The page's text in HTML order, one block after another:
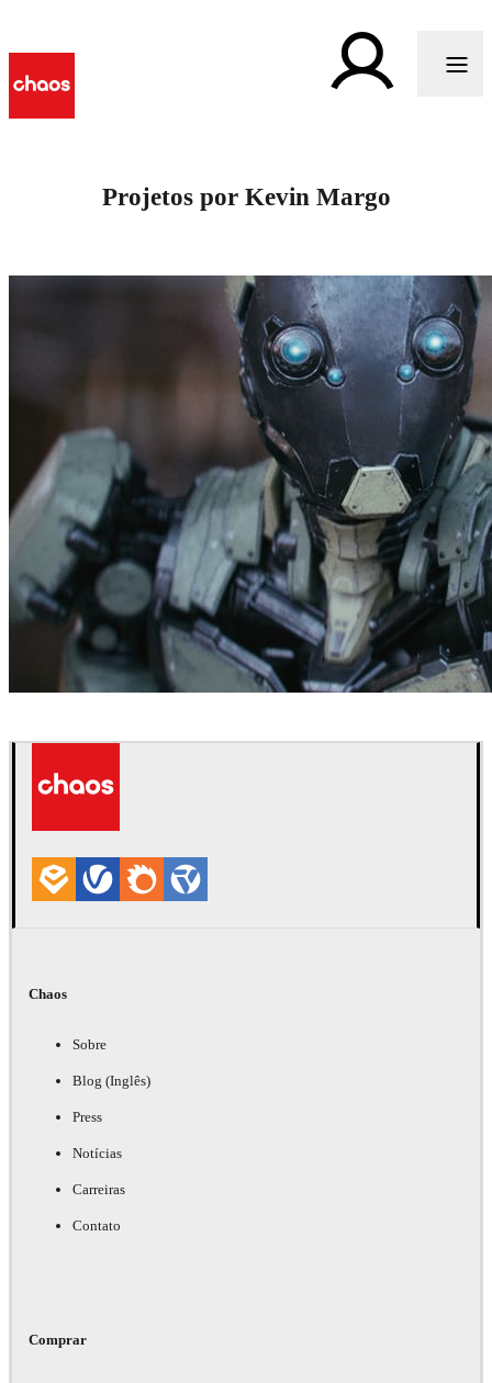
Projetos por Kevin Margo
Chaos
Sobre
Blog (Inglês)
Press
Notícias
Carreiras
Contato
Comprar